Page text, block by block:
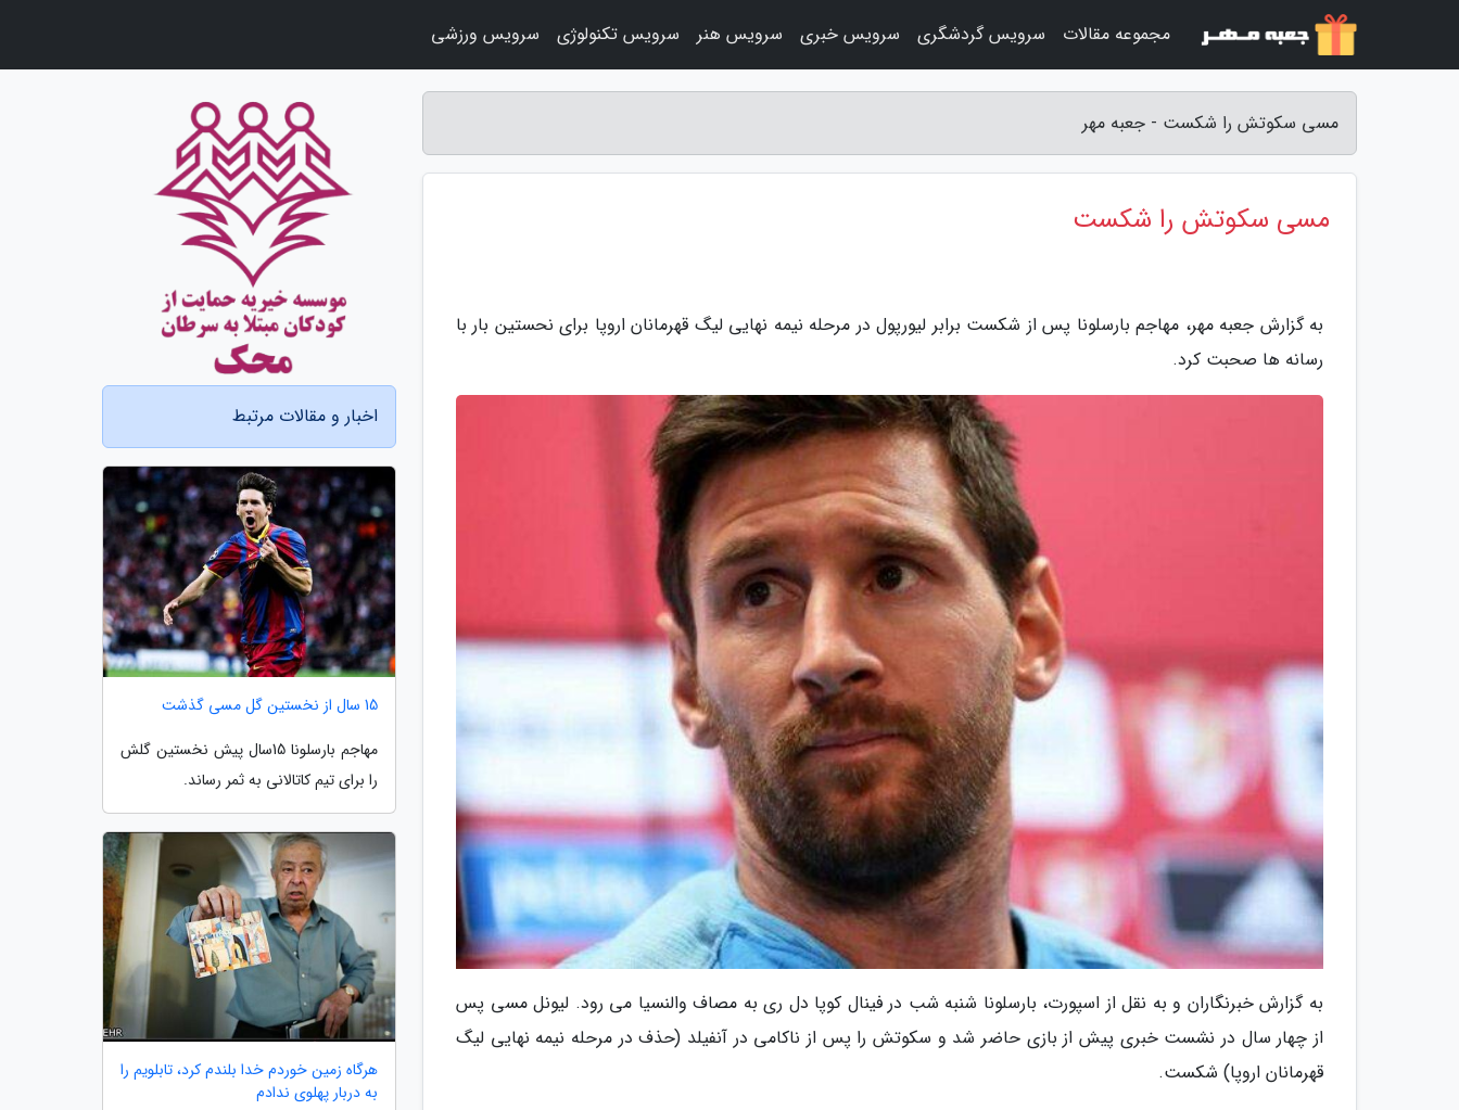
مسی سکوتش را شکست - جعبه مهر
مسی سکوتش را شکست
به گزارش جعبه مهر، مهاجم بارسلونا پس از شکست برابر لیورپول در مرحله نیمه نهایی لیگ قهرمانان اروپا برای نحستین بار با
رسانه ها صحبت کرد.
به گزارش خبرنگاران و به نقل از اسپورت، بارسلونا شنبه شب در فینال کوپا دل ری به مصاف والنسیا می رود. لیونل مسی پس
از چهار سال در نشست خبری پیش از بازی حاضر شد و سکوتش را پس از ناکامی در آنفیلد (حذف در مرحله نیمه نهایی لیگ
قهرمانان اروپا) شکست.
اخبار و مقالات مرتبط
15 سال از نخستین گل مسی گذشت
مهاجم بارسلونا 15سال پیش نخستین گلش
را برای تیم کاتالانی به ثمر رساند.
هرگاه زمین خوردم خدا بلندم کرد، تابلویم را
به دربار پهلوی ندادم
مجموعه مقالات سرویس گردشگری سرویس خبری سرویس هنر سرویس تکنولوژی سرویس ورزشی